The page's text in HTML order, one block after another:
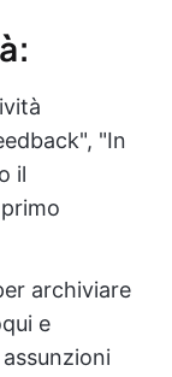
"In
il
archiviare
e